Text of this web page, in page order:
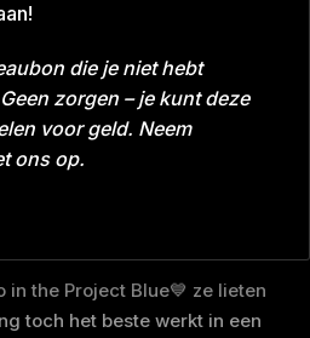
die je niet hebt
zorgen – je kunt deze
voor geld. Neem
ons op.
Datum 04-10-2022
Blue 26A8
in the Project Blue💙 ze lieten
toch het beste werkt in een